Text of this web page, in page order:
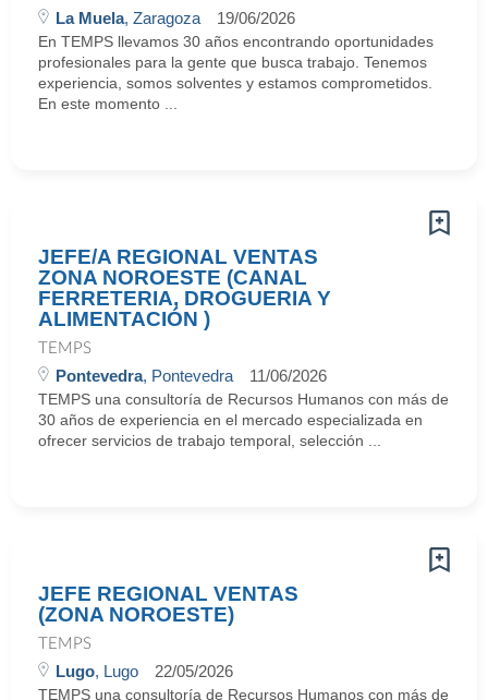
La Muela, Zaragoza 19/06/2026
En TEMPS llevamos 30 años encontrando oportunidades
profesionales para la gente que busca trabajo. Tenemos
experiencia, somos solventes y estamos comprometidos.
En este momento ...
JEFE/A REGIONAL VENTAS
ZONA NOROESTE (CANAL
FERRETERIA, DROGUERIA Y
ALIMENTACIÓN )
TEMPS
Pontevedra, Pontevedra 11/06/2026
TEMPS una consultoría de Recursos Humanos con más de
30 años de experiencia en el mercado especializada en
ofrecer servicios de trabajo temporal, selección ...
JEFE REGIONAL VENTAS
(ZONA NOROESTE)
TEMPS
Lugo, Lugo 22/05/2026
TEMPS una consultoría de Recursos Humanos con más de